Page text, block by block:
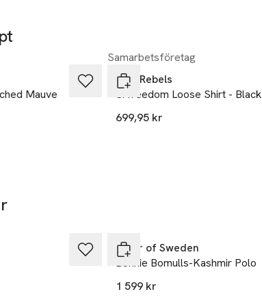
Mauve
Samarbetsföretag
Soft Rebels
Srfreedom Loose Shirt - Black
699,95 kr
Tiger of Sweden
Bonnie Bomulls-Kashmir Polo
1 599 kr